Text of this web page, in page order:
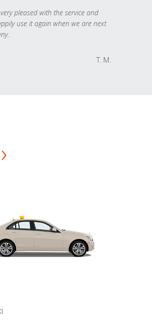
pleased with the service and
use it again when we are next
T. M.